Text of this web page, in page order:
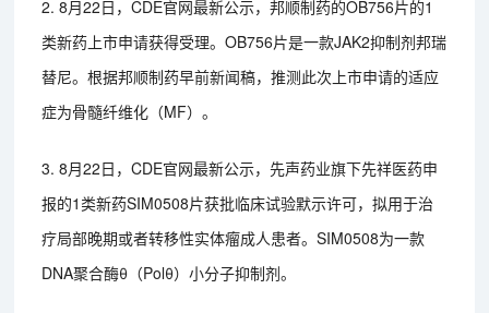
2. 8月22日，CDE官网最新公示，邦顺制药的OB756片的1
类新药上市申请获得受理。OB756片是一款JAK2抑制剂邦瑞
替尼。根据邦顺制药早前新闻稿，推测此次上市申请的适应
症为骨髓纤维化（MF）。
3. 8月22日，CDE官网最新公示，先声药业旗下先祥医药申
报的1类新药SIM0508片获批临床试验默示许可，拟用于治
疗局部晚期或者转移性实体瘤成人患者。SIM0508为一款
DNA聚合酶θ（Polθ）小分子抑制剂。